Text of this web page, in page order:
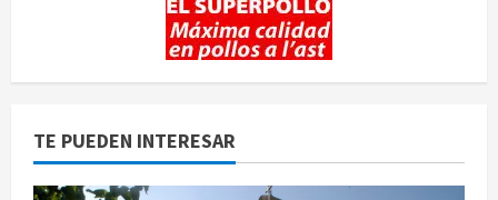
TE PUEDEN INTERESAR